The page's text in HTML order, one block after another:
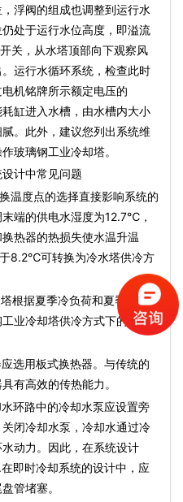
浮阀的组成也调整到运行水
处于运行水位高度，即溢流
关，从水塔顶部向下观察风
运行水循环系统，检查此时
机铭牌所示额定电压的
缸进入水槽，由水槽内大小
。此外，建议您列出系统维
玻璃钢工业冷却塔。
计中常见问题
度点的选择直接影响系统的
端的供电水湿度为12.7℃，
热器的热损失使水温升温
8.2℃可转换为冷水塔供冷方
据夏季冷负荷和夏季室外
业冷却塔供冷方式下的供冷
用板式换热器。与传统的
有高效的传热能力。
路中的冷却水泵应设置旁
闭冷却水泵，冷却水通过冷
动力。因此，在系统设计
即时冷却系统的设计中，应
管堵塞。